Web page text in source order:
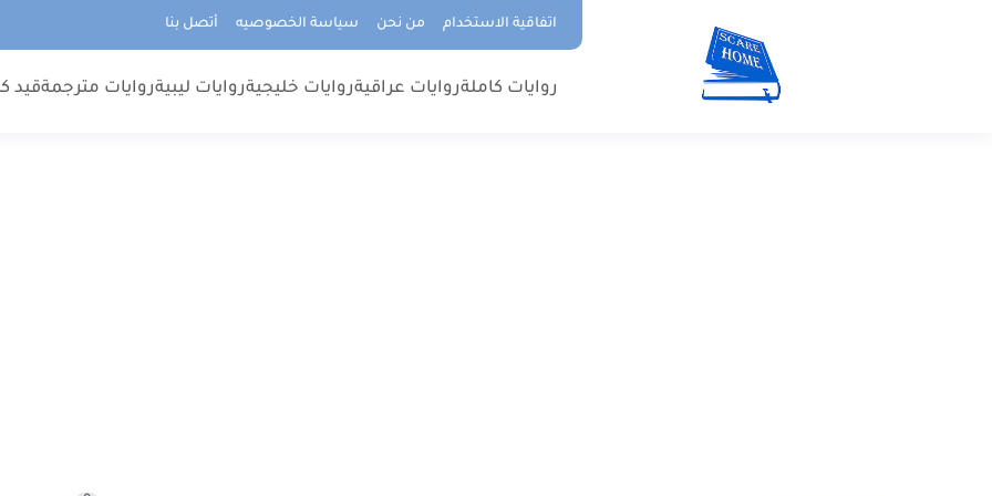
اتفاقية الاستخدام من نحن سياسة الخصوصيه أتصل بنا
روايات كاملةروايات عراقيةروايات خليجيةروايات ليبيةروايات مترجمةقيد